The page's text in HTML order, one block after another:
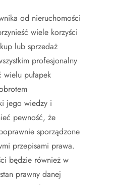
od nieruchomości
wiele korzyści
lub sprzedaż
profesjonalny
pułapek
jego wiedzy i
pewność, że
sporządzone
przepisami prawa.
będzie również w
prawny danej